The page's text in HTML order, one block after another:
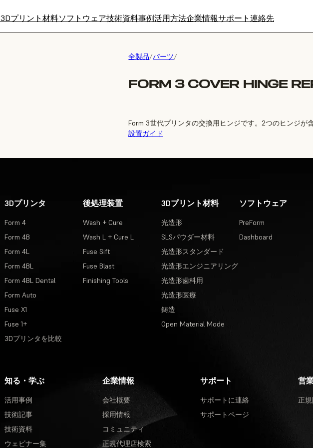
3Dプリント材料ソフトウェア技術資料事例活用方法企業情報サポート 連絡先
全製品/パーツ/
FORM 3 COVER HINGE
Form 3世代プリンタの交換用ヒンジです。2つのヒンジが
設置ガイド
3Dプリンタ
Form 4
Form 4B
Form 4L
Form 4BL
Form 4BL Dental
Form Auto
Fuse X1
Fuse 1+
3Dプリンタを比較
後処理装置
Wash + Cure
Wash L + Cure L
Fuse Sift
Fuse Blast
Finishing Tools
3Dプリント材料
光造形
SLSパウダー材料
光造形スタンダード
光造形エンジニアリング
光造形歯科用
光造形医療
鋳造
Open Material Mode
ソフトウェア
PreForm
Dashboard
知る・学ぶ
活用事例
技術記事
技術資料
ウェビナー集
企業情報
会社概要
採用情報
コミュニティ
正規代理店検索
サポート
サポートに連絡
サポートページ
営
正